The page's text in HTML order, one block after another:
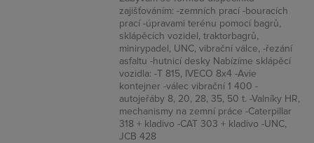
zajišťováním: -zemních prací -bouracích
prací -úpravami terénu pomocí bagrů,
sklápěcích vozidel, traktorbagrů,
minirypadel, UNC, vibrační válce, -řezání
asfaltu -hutnicí desky Nabízíme sklápěcí
vozidla: -T 815, IVECO 8x4 -Avie
kontejner -válec vibrační 1 400 -
autojeřáby 8, 20, 28, 35, 50 t. -Valníky HR,
mechanismy na zemní práce -Caterpillar
318 + kladivo -CAT 303 + kladivo -UNC,
JCB 428